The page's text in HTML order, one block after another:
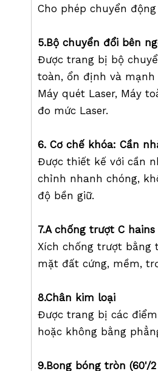
Cho phép chuyển
5.Bộ chuyển đổi bên
Được trang bị bộ
toàn, ổn định và mạnh
Máy quét Laser, Máy
đo mức Laser.
6. Cơ chế khóa: Cần
Được thiết kế với cần
chỉnh nhanh chóng,
độ bền giữ.
7.A chống trượt C hains
Xích chống trượt bằng
mặt đất cứng, mềm,
8.Chân kim loại
Được trang bị các
hoặc không bằng
9.Bong bóng tròn (60'/